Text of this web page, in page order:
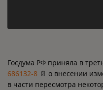
Госдума РФ приняла в
686132-8 📄 о внесении
в части пересмотра